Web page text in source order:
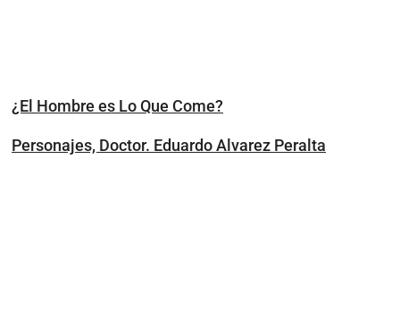
¿El Hombre es Lo Que Come?
Personajes, Doctor. Eduardo Alvarez Peralta